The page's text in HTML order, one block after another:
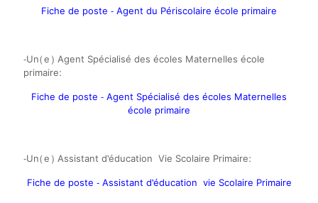
Fiche de poste - Agent du Périscolaire école primaire
-Un(e) Agent Spécialisé des écoles Maternelles école
primaire:
Fiche de poste - Agent Spécialisé des écoles Maternelles
école primaire
-Un(e) Assistant d'éducation Vie Scolaire Primaire:
Fiche de poste - Assistant d'éducation vie Scolaire Primaire